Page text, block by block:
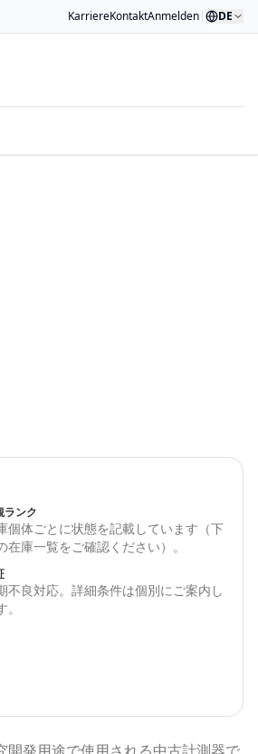
KarriereKontaktAnmelden| DE
ランク
個体ごとに状態を記載しています（下
在庫一覧をご確認ください）。
不良対応。詳細条件は個別にご案内し
。